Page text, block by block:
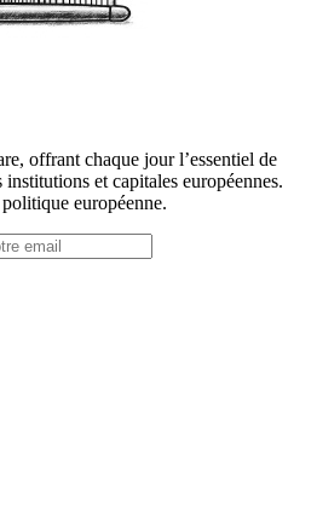
offrant chaque jour l’essentiel de
institutions et capitales européennes.
européenne.